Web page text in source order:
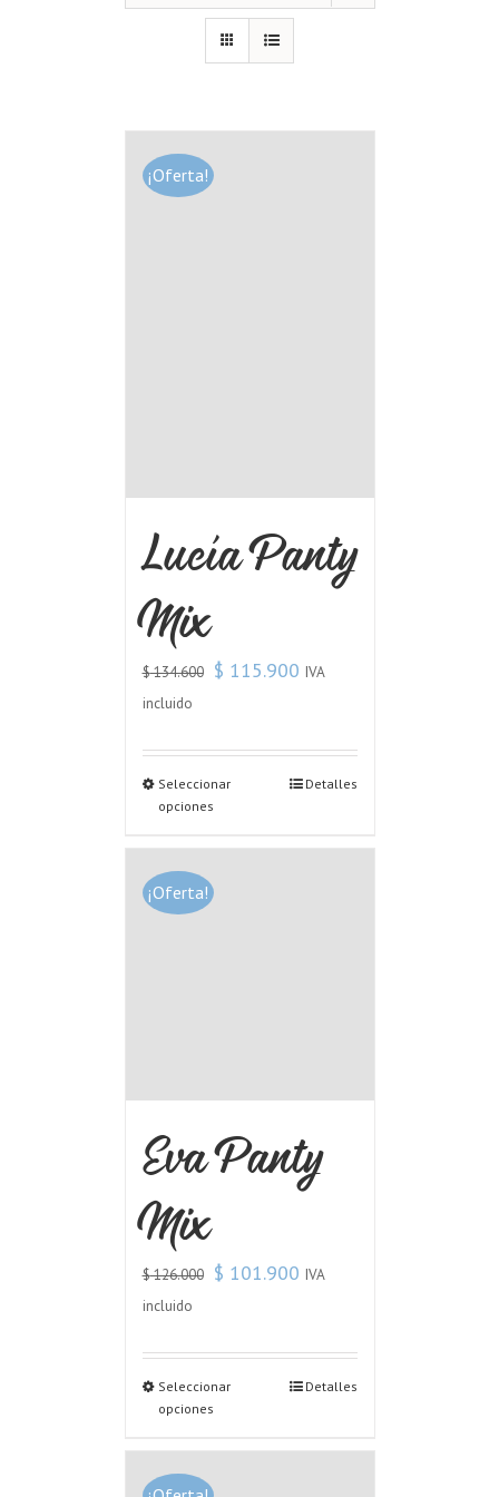
¡Oferta!
Lucía Panty
Mix
$134.600 $ 115.900 IVA
incluido
Seleccionar
opciones
Detalles
¡Oferta!
Eva Panty
Mix
$126.000 $ 101.900 IVA
incluido
Seleccionar
opciones
Detalles